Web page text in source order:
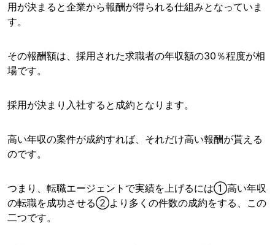
用が決まると企業から報酬が得られる仕組みとなっていま
す。
その報酬額は、採用された求職者の年収額の30％程度が相
場です。
採用が決まり入社すると成約となります。
高い年収の案件が成約すれば、それだけ高い報酬が貰える
のです。
つまり、転職エージェントで実績を上げるには①高い年収
の転職を成功させる②より多くの件数の成約をする、この
二つです。